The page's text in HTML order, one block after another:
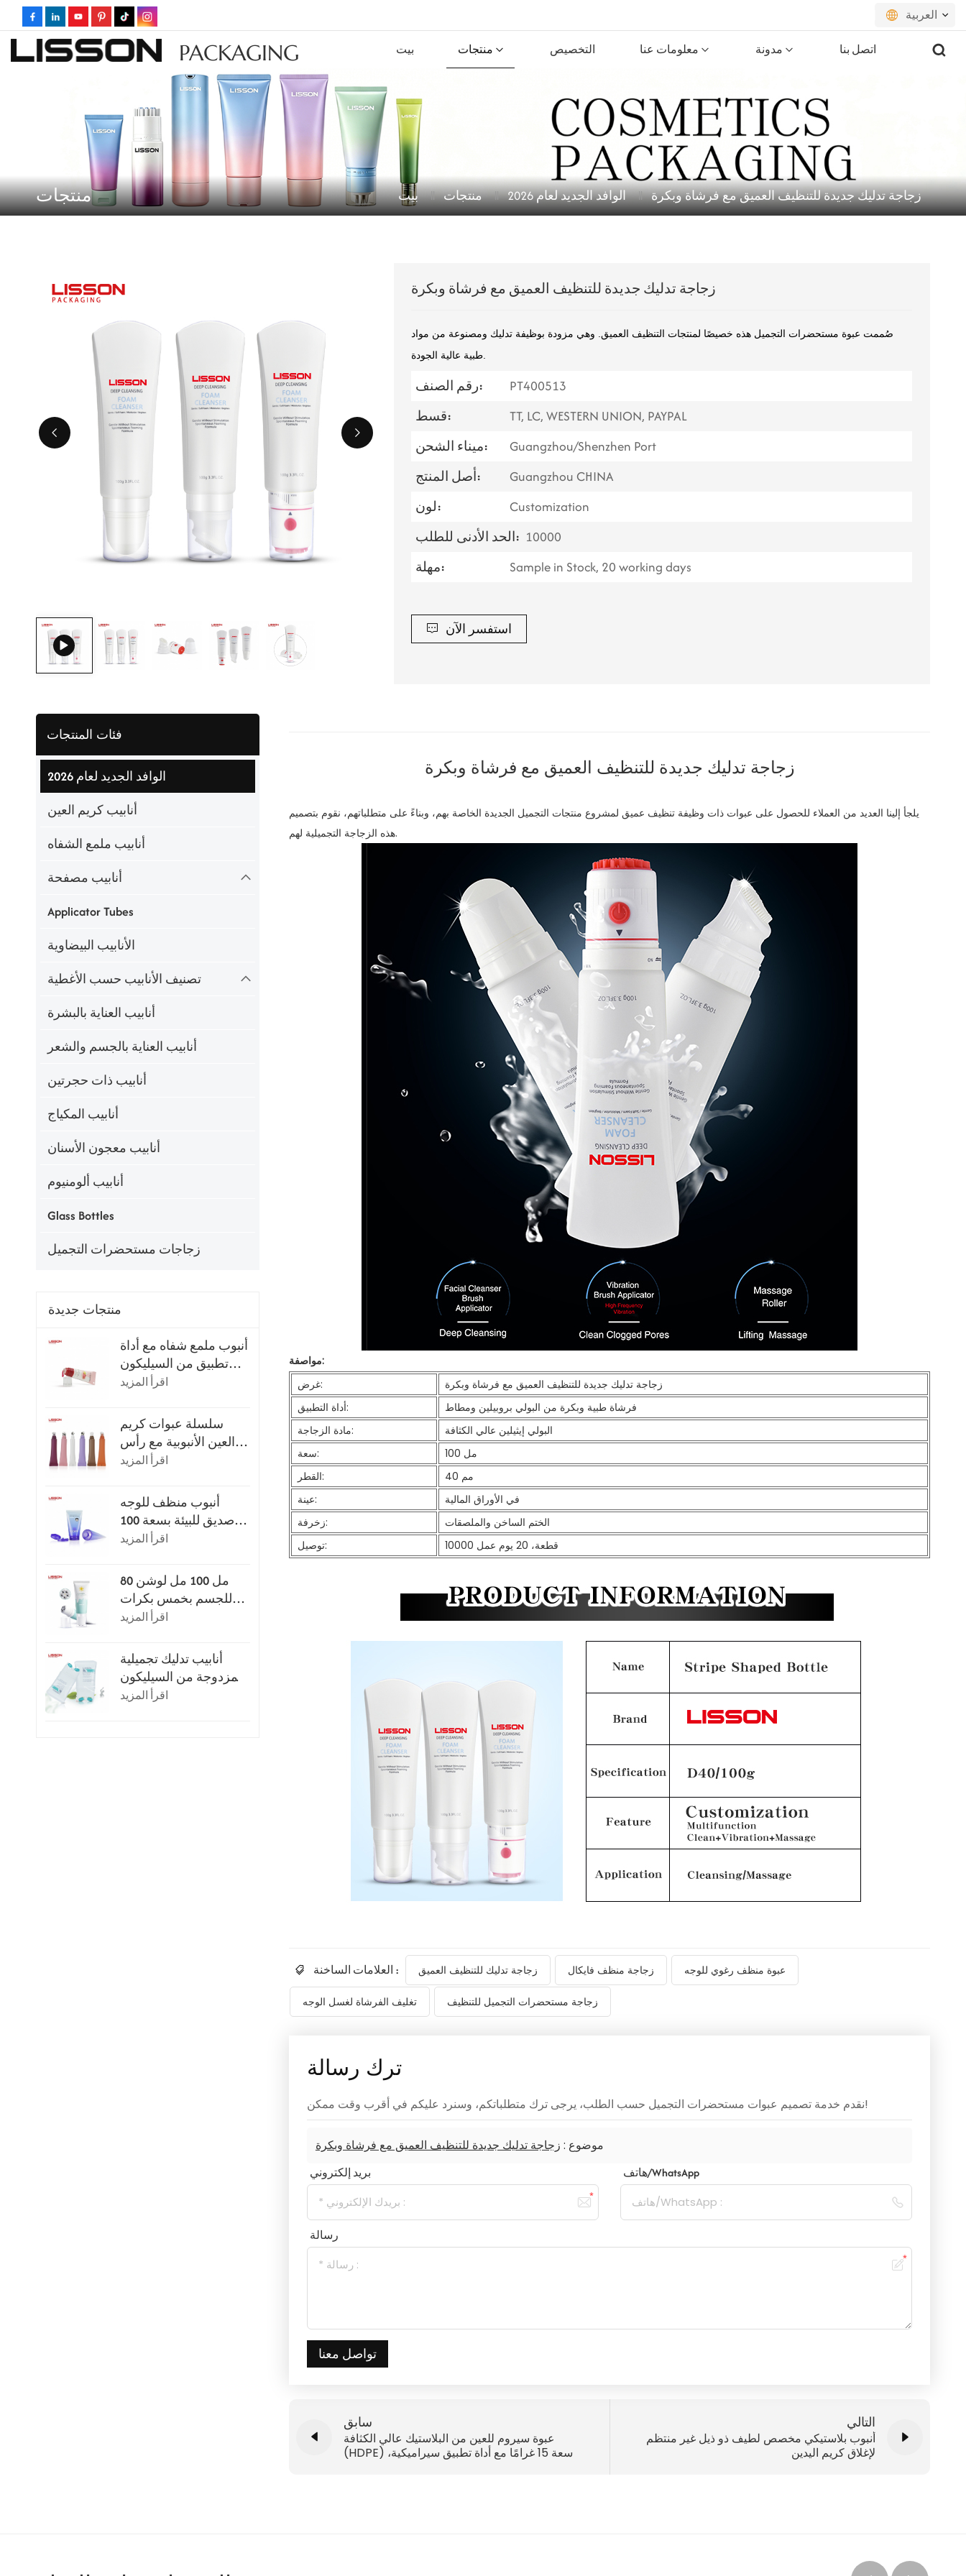
العربية
русский
español
português
ไทย
PACKAGING بيت منتجات التخصيص معلومات عنا مدونة اتصل بنا
منتجات بيت منتجات الوافد الجديد لعام 2026 زجاجة تدليك جديدة للتنظيف العميق مع فرشاة وبكرة
زجاجة تدليك جديدة للتنظيف العميق مع فرشاة وبكرة
صُممت عبوة مستحضرات التجميل هذه خصيصًا لمنتجات التنظيف العميق. وهي مزودة بوظيفة تدليك ومصنوعة من مواد
رقم الصنف:
PT400513
قسط:
TT, LC, WESTERN UNION, PAYPAL
ميناء الشحن:
Guangzhou/Shenzhen Port
أصل المنتج:
Guangzhou CHINA
لون:
Customization
الحد الأدنى للطلب: 10000
مهلة:
Sample in Stock, 20 working days
استفسر الآن
فئات المنتجات
الوافد الجديد لعام 2026
أنابيب كريم العين
أنابيب ملمع الشفاه
أنابيب مصفحة
Applicator Tubes
الأنابيب البيضاوية
تصنيف الأنابيب حسب الأغطية
أنابيب العناية بالبشرة
أنابيب العناية بالجسم والشعر
أنابيب ذات حجرتين
أنابيب المكياج
أنابيب معجون الأسنان
أنابيب ألومنيوم
Glass Bottles
زجاجات مستحضرات التجميل
منتجات جديدة
أنبوب ملمع شفاه مع أداة
تطبيق من السيليكون
فائق النعومة
اقرأ المزيد
سلسلة عبوات كريم
العين الأنبوبية مع رأس
التطبيق
اقرأ المزيد
أنبوب منظف للوجه
صديق للبيئة بسعة 100
مل أو 120 مل مع غطاء
اقرأ المزيد
80 مل 100 مل لوشن
للجسم بخمس بكرات
للتدليك
اقرأ المزيد
أنابيب تدليك تجميلية
مزدوجة من السيليكون
سعة 150 ملاقرأ المزيد
زجاجة تدليك جديدة للتنظيف العميق مع فرشاة وبكرة
يلجأ إلينا العديد من العملاء للحصول على عبوات ذات وظيفة تنظيف عميق لمشروع منتجات التجميل الجديدة الخاصة بهم، وبناءً على متطلباتهم، نقوم بتصميم
هذه الزجاجة التجميلية لهم.
مواصفة:
غرض:
زجاجة تدليك جديدة للتنظيف العميق مع فرشاة وبكرة
أداة التطبيق:
فرشاة طبية وبكرة من البولي بروبيلين ومطاط
مادة الزجاجة:
البولي إيثيلين عالي الكثافة
سعة:
100 مل
القطر:
40 مم
عينة:
في الأوراق المالية
زخرفة:
الختم الساخن والملصقات
توصيل:
10000 قطعة، 20 يوم عمل
العلامات الساخنة : زجاجة تدليك للتنظيف العميق زجاجة منظف فايكال عبوة منظف رغوي للوجه
تغليف الفرشاة لغسل الوجه زجاجة مستحضرات التجميل للتنظيف
ترك رسالة
نقدم خدمة تصميم عبوات مستحضرات التجميل حسب الطلب، يرجى ترك متطلباتكم، وسنرد عليكم في أقرب وقت ممكن!
موضوع : زجاجة تدليك جديدة للتنظيف العميق مع فرشاة وبكرة
بريد إلكتروني هاتف/WhatsApp
رسالة
تواصل معنا
سابق
عبوة سيروم للعين من البلاستيك عالي الكثافة
(HDPE) سعة 15 غرامًا مع أداة تطبيق سيراميكية،
التالي
أنبوب بلاستيكي مخصص لطيف ذو ذيل غير منتظم
لإغلاق كريم اليدين